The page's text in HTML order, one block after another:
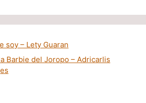
soy – Lety Guaran
Barbie del Joropo – Adricarlis